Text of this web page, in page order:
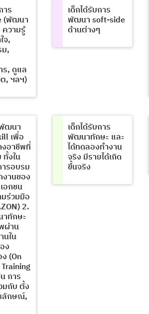
าร
(พัฒนา
วามรู้
จ,
,
, ดูแล
, ฯลฯ)
เด็กได้รับการ
พัฒนา soft-side
ด้านต่างๆ
ฒนา
เพื่อ
งอาชีพที่
ทั้งใน
รอบรม
งานของ
อกชน
มร่วมมือ
2.
ทักษะ
ผ่าน
นใน
ง
(On
การ
มกับ ตั้ง
ลักษณ์,
เด็กได้รับการ
พัฒนาทักษะ และ
ได้ทดลองทำงาน
จริง มีรายได้เกิด
ขึ้นจริง